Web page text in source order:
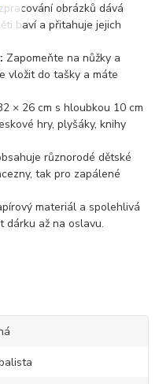
obrázků dává
baví a přitahuje jejich
Zapomeňte na nůžky a
vložit do tašky a máte
× 26 cm s hloubkou 10 cm
hry, plyšáky, knihy
různorodé dětské
tak pro zapálené
materiál a spolehlivá
dárku až na oslavu.